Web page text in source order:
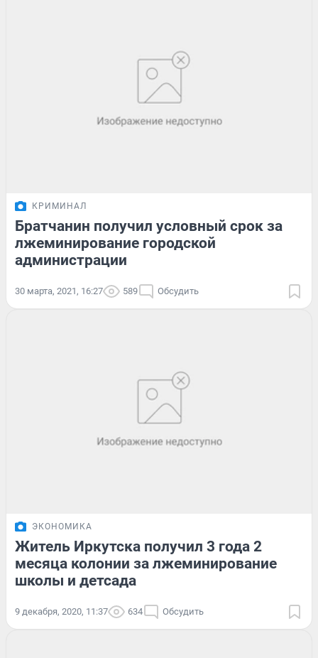
КРИМИНАЛ
Братчанин получил условный срок за
лжеминирование городской
администрации
30 марта, 2021, 16:27 589 Обсудить
ЭКОНОМИКА
Житель Иркутска получил 3 года 2
месяца колонии за лжеминирование
школы и детсада
9 декабря, 2020, 11:37 634 Обсудить